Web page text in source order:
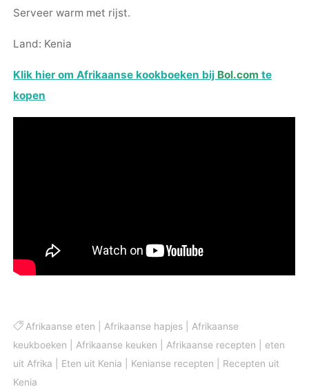
Serveer warm met rijst.
Land: Kenia
Klik hier om Afrikaanse kookboeken bij Bol.com te
kopen
Afrikaanse eten |Afrikaanse hapjes |Afrikaanse
keukboeken |Afrikaanse keuken |Afrikaanse recepten
eten
uit Afrika
Eten uit Kenia Kenianse recepten
Recepten uit
Kenia